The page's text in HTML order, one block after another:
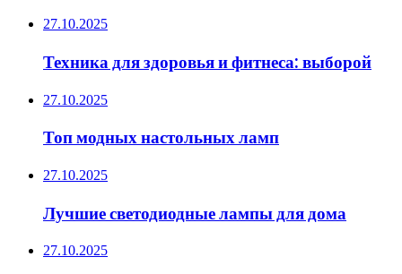
27.10.2025
Техника для здоровья и фитнеса: выборой
27.10.2025
Топ модных настольных ламп
27.10.2025
Лучшие светодиодные лампы для дома
27.10.2025